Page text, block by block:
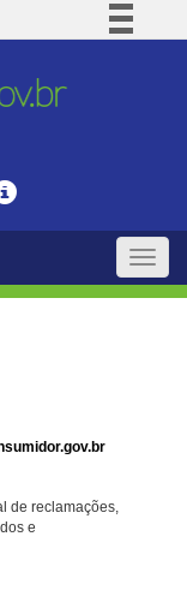
BR
Toggle
de reclamações,
e